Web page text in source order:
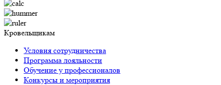
Кровельщикам
Условия сотрудничества
Программа лояльности
Обучение у профессионалов
Конкурсы и мероприятия